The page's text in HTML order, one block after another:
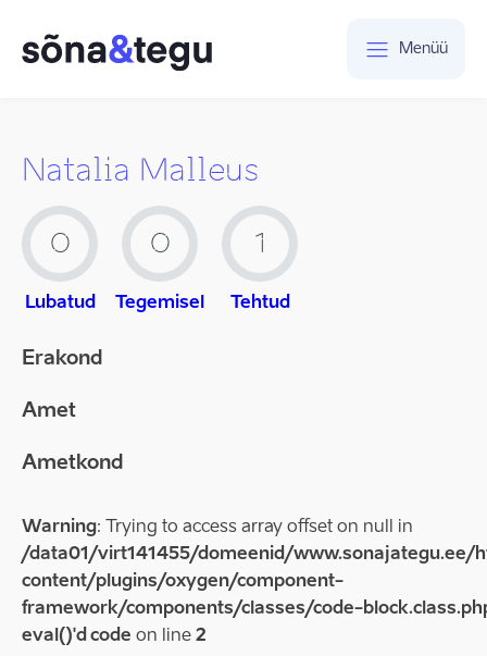
Menüü
Natalia Malleus
0
Lubatud
0
Tegemisel
1
Tehtud
Erakond
Amet
Ametkond
Warning: Trying to access array offset on null in
/data01/virt141455/domeenid/www.sonajategu.ee/
content/plugins/oxygen/component-
framework/components/classes/code-
eval()'d code on line 2